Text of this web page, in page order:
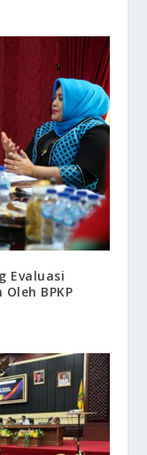
Evaluasi
BPKP